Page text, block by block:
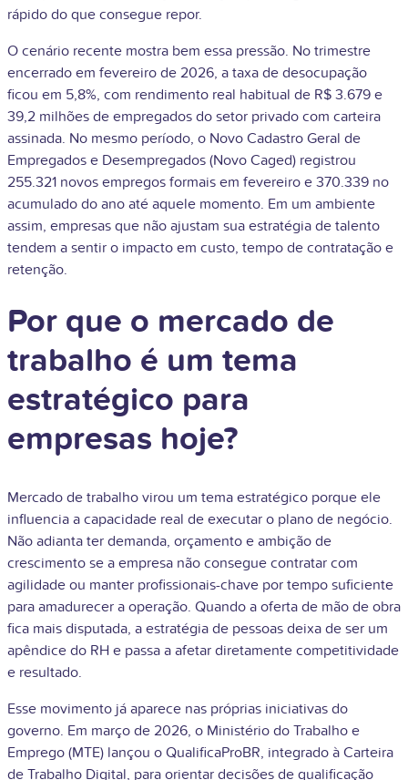
rápido do que consegue repor.
O cenário recente mostra bem essa pressão. No trimestre
encerrado em fevereiro de 2026, a taxa de desocupação
ficou em 5,8%, com rendimento real habitual de R$ 3.679 e
39,2 milhões de empregados do setor privado com carteira
assinada. No mesmo período, o Novo Cadastro Geral de
Empregados e Desempregados (Novo Caged) registrou
255.321 novos empregos formais em fevereiro e 370.339 no
acumulado do ano até aquele momento. Em um ambiente
assim, empresas que não ajustam sua estratégia de talento
tendem a sentir o impacto em custo, tempo de contratação e
retenção.
Por que o mercado de
trabalho é um tema
estratégico para
empresas hoje?
Mercado de trabalho virou um tema estratégico porque ele
influencia a capacidade real de executar o plano de negócio.
Não adianta ter demanda, orçamento e ambição de
crescimento se a empresa não consegue contratar com
agilidade ou manter profissionais-chave por tempo suficiente
para amadurecer a operação. Quando a oferta de mão de obra
fica mais disputada, a estratégia de pessoas deixa de ser um
apêndice do RH e passa a afetar diretamente competitividade
e resultado.
Esse movimento já aparece nas próprias iniciativas do
governo. Em março de 2026, o Ministério do Trabalho e
Emprego (MTE) lançou o QualificaProBR, integrado à Carteira
de Trabalho Digital, para orientar decisões de qualificação